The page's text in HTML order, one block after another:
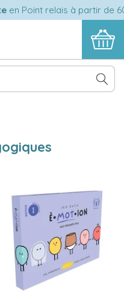
Point relais à partir de 60